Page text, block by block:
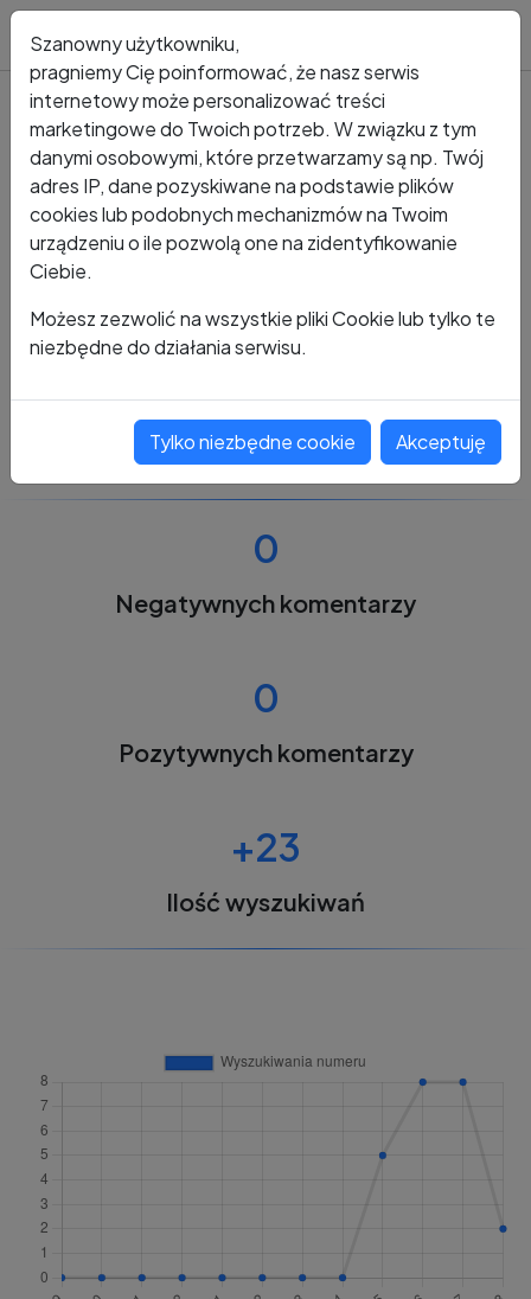
Kto dzwonił? Numer +48 485 195 030
+48 485 195 030
0
Negatywnych komentarzy
0
Pozytywnych komentarzy
+23
Ilość wyszukiwań
Szanowny użytkowniku,
pragniemy Cię poinformować, że nasz serwis
internetowy może personalizować treści
marketingowe do Twoich potrzeb. W związku z tym
danymi osobowymi, które przetwarzamy są np. Twój
adres IP, dane pozyskiwane na podstawie plików
cookies lub podobnych mechanizmów na Twoim
urządzeniu o ile pozwolą one na zidentyfikowanie
Ciebie.
Możesz zezwolić na wszystkie pliki Cookie lub tylko te
niezbędne do działania serwisu.
Tylko niezbędne cookie Akceptuję